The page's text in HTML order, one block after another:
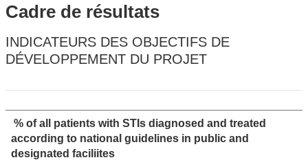
Cadre de résultats
INDICATEURS DES OBJECTIFS DE
DÉVELOPPEMENT DU PROJET
% of all patients with STIs diagnosed and treated
according to national guidelines in public and
designated faciliites